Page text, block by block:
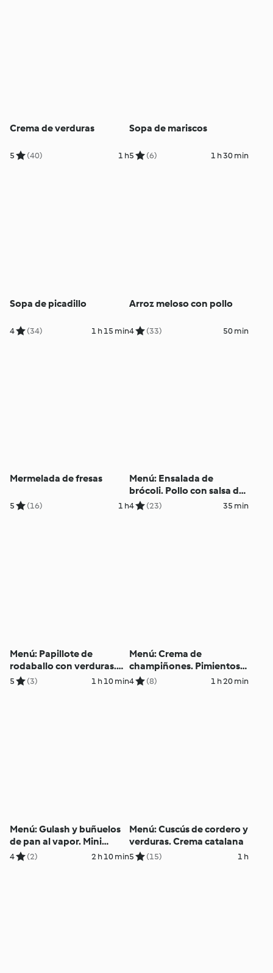
Crema de verduras
5 (40) 1 h
Sopa de mariscos
5 (6) 1 h 30 min
Sopa de picadillo
4 (34) 1 h 15 min
Arroz meloso con pollo
4 (33) 50 min
Mermelada de fresas
5 (16) 1 h
Menú: Ensalada de
brócoli. Pollo con salsa de
tomate y mascarpone.
4 (23) 35 min
Menú: Papillote de
rodaballo con verduras.
Helado con salsa de frutos
5 (3) 1 h 10 min
Menú: Crema de
champiñones. Pimientos
rellenos y arroz integral en
4 (8) 1 h 20 min
Menú: Gulash y buñuelos
de pan al vapor. Mini
cheesecakes
4 (2) 2 h 10 min
Menú: Cuscús de cordero y
verduras. Crema catalana
5 (15) 1 h